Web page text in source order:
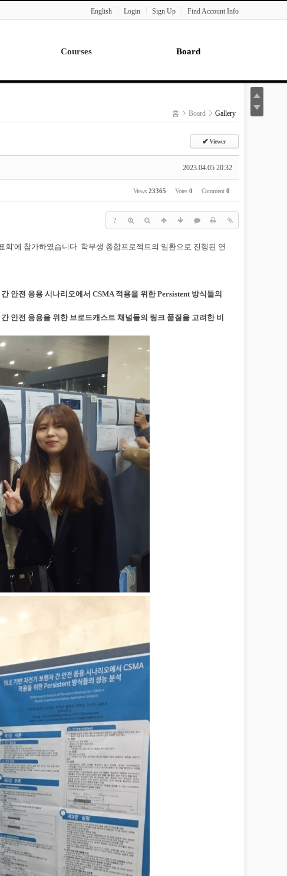
English
Login Sign Up Find Account Info
Courses Board
Paper Readings
홈 Board Gallery
✔ Viewer
2023.04.05 20:32
Views 23365 Votes 0 Comment 0
?
'에 참가하였습니다. 학부생 종합프로젝트의 일환으로 진행된 연
안전 응용 시나리오에서 CSMA 적용을 위한 Persistent 방식들의
안전 응용을 위한 브로드캐스트 채널들의 링크 품질을 고려한 비